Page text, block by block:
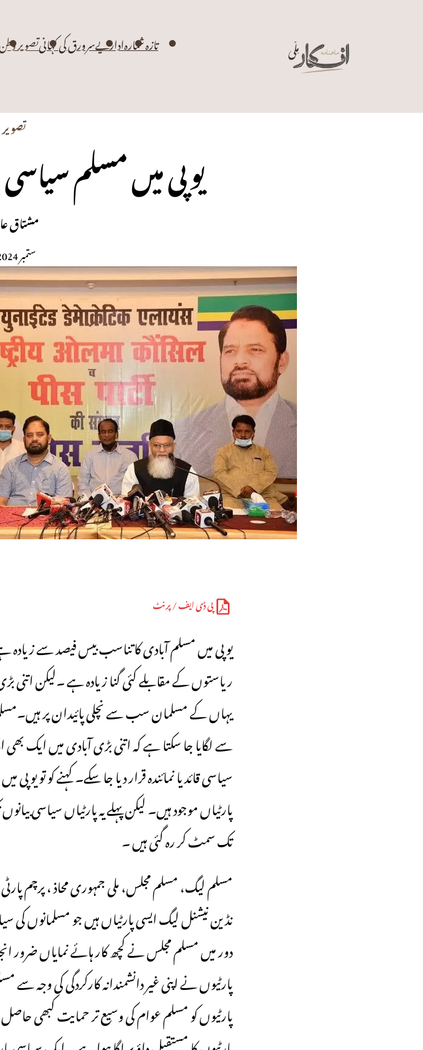
تازہ شمارہاداریےسرورق کی کہانیتصویر
یوپی میں مسلم
مشتاق
ستمبر 2024
پی ڈی ایف / پرنٹ
یو پی میں مسلم آبادی کا تناسب بیس فیصد سے زیادہ
ریاستوں کے مقابلے کئی گنا زیادہ ہے ۔لیکن اتنی
یہاں کے مسلمان سب سے نچلی پائیدان پر
سے لگایا جا سکتا ہے کہ اتنی بڑی آبادی میں ایک
سیاسی قائد یا نمائندہ قرار دیا جا سکے۔ کہنے کو تو
پارٹیاں موجود ہیں۔ لیکن پہلے یہ پارٹیاں سیاسی
تک سمٹ کر رہ گئی ہیں ۔
مسلم لیگ، مسلم مجلس، ملی جمہوری محاذ ، پرچم
نڈین نیشنل لیگ ایسی پارٹیاں ہیں جو مسلمانوں کی
دور میں مسلم مجلس نے کچھ کار ہائے نمایاں ضرور
پارٹیوں نے اپنی غیر دانشمندانہ کارکردگی کی
پارٹیوں کو مسلم عوام کی وسیع تر حمایت کبھی